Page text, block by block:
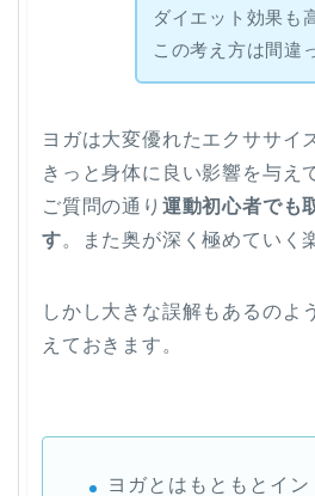
ダイエット効果も
この考え方は間違
ヨガは大変優れたエクササイ
きっと身体に良い影響を与え
ご質問の通り 運動初心者でも
す。また奥が深く極めていく
しかし大きな誤解もあるのよ
えておきます。
ヨガとはもともとイ